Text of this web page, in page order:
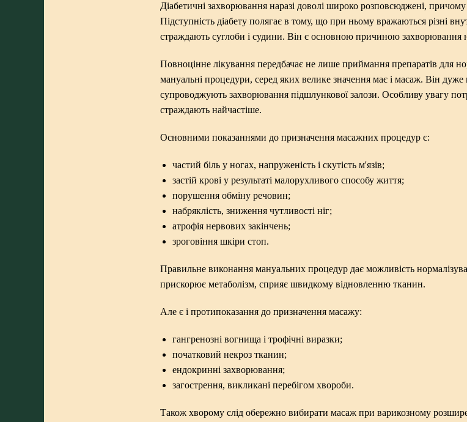
Діабетичні захворювання наразі доволі широко розповсюджені,
Підступність діабету полягає в тому, що при ньому вражаються різні
страждають суглоби і судини. Він є основною причиною захворювання
Повноцінне лікування передбачає не лише приймання препаратів для
мануальні процедури, серед яких велике значення має і масаж. Він
супроводжують захворювання підшлункової залози. Особливу увагу
страждають найчастіше.
Основними показаннями до призначення масажних процедур є:
частий біль у ногах, напруженість і скутість м'язів;
застій крові у результаті малорухливого способу життя;
порушення обміну речовин;
набряклість, зниження чутливості ніг;
атрофія нервових закінчень;
зроговіння шкіри стоп.
Правильне виконання мануальних процедур дає можливість
прискорює метаболізм, сприяє швидкому відновленню тканин.
Але є і протипоказання до призначення масажу:
гангренозні вогнища і трофічні виразки;
початковий некроз тканин;
ендокринні захворювання;
загострення, викликані перебігом хвороби.
Також хворому слід обережно вибирати масаж при варикозному